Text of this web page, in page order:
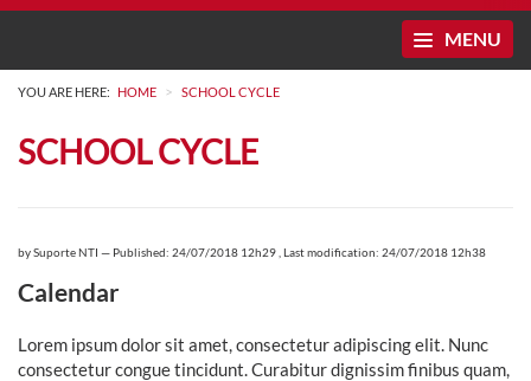
MENU
YOU ARE HERE: HOME > SCHOOL CYCLE
SCHOOL CYCLE
bySuporte NTI — Published: 24/07/2018 12h29 Last modification: 24/07/2018 12h38
Calendar
Lorem ipsum dolor sit amet, consectetur adipiscing elit. Nunc
consectetur congue tincidunt. Curabitur dignissim finibus quam,